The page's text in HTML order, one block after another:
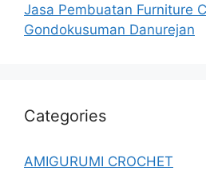
Jasa Pembuatan Furniture
Gondokusuman Danurejan
Categories
AMIGURUMI CROCHET